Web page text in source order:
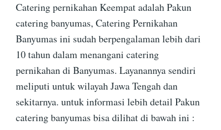
Catering pernikahan Keempat adalah Pakun
catering banyumas, Catering Pernikahan
Banyumas ini sudah berpengalaman lebih dari
10 tahun dalam menangani catering
pernikahan di Banyumas. Layanannya sendiri
meliputi untuk wilayah Jawa Tengah dan
sekitarnya. untuk informasi lebih detail Pakun
catering banyumas bisa dilihat di bawah ini :